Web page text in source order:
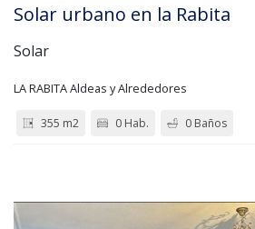
Solar urbano en la Rabita
Solar
LA RABITA Aldeas y Alrededores
355 m2 0 Hab. 0 Baños